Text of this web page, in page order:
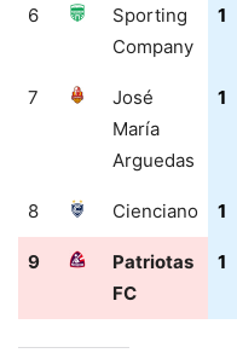
6
Sporting
Company
1
7
José
María
Arguedas
1
8 Cienciano 1
9
Patriotas
FC
1